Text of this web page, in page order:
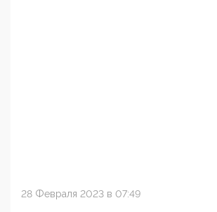
28 Февраля 2023 в 07:49